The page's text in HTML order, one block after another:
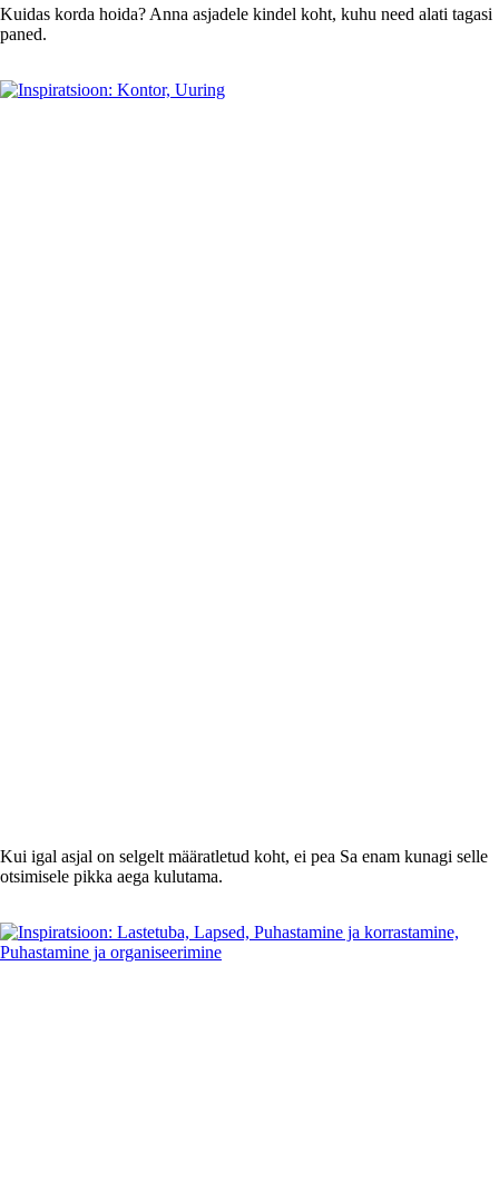
Kuidas korda hoida? Anna asjadele kindel koht, kuhu need alati tagasi
paned.
Kui igal asjal on selgelt määratletud koht, ei pea Sa enam kunagi selle
otsimisele pikka aega kulutama.